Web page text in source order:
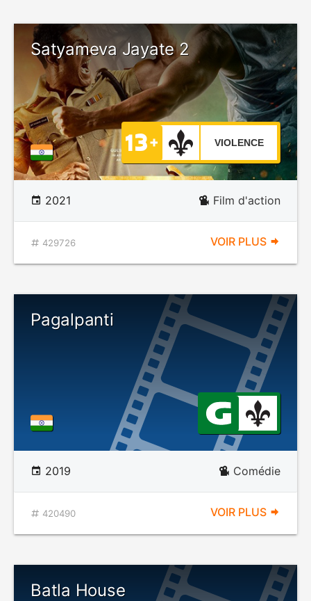
Satyameva Jayate 2
VIOLENCE
2021 Film d'action
429726 VOIR PLUS
Pagalpanti
2019 Comédie
420490 VOIR PLUS
Batla House